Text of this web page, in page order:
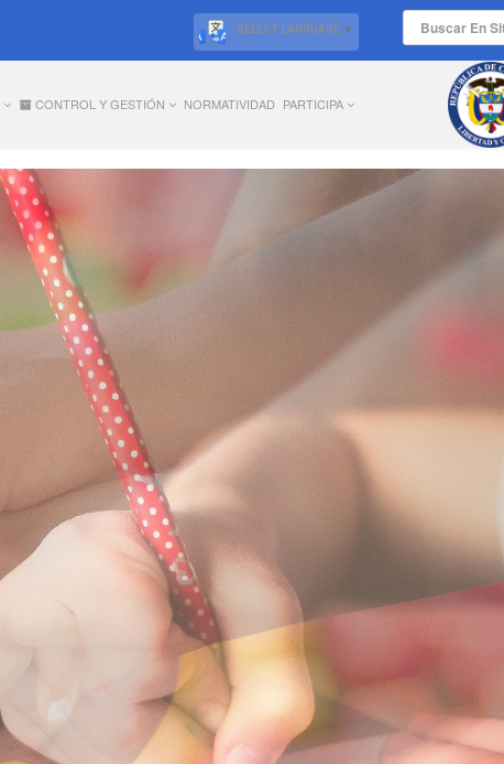
SELECT LANGUAGE ▼
CONTROL Y GESTIÓN NORMATIVIDAD PARTICIPA